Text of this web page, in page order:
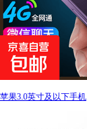
苹果3.0英寸及以下手机